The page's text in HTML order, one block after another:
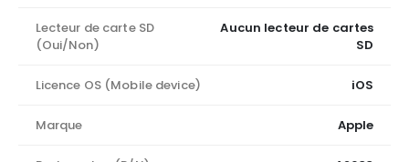
Lecteur de carte SD
(Oui/Non)
Aucun lecteur de cartes
SD
Licence OS (Mobile device) iOS
Marque Apple